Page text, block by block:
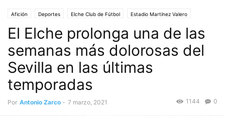
Afición Deportes Elche Club de Fútbol Estadio Martínez Valero
Ilusión La Liga
El Elche prolonga una de las
semanas más dolorosas del
Sevilla en las últimas
temporadas
Por Antonio Zarco - 7 marzo, 2021 0
1144